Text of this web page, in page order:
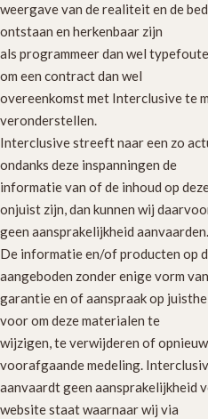
weergave van de realiteit en de
ontstaan en herkenbaar zijn
als programmeer dan wel
om een contract dan wel
overeenkomst met Interclusive te
veronderstellen.
Interclusive streeft naar een zo
ondanks deze inspanningen de
informatie van of de inhoud op
onjuist zijn, dan kunnen wij
geen aansprakelijkheid aanvaarden.
De informatie en/of producten op
aangeboden zonder enige vorm van
garantie en of aanspraak op
voor om deze materialen te
wijzigen, te verwijderen of
voorafgaande medeling.
aanvaardt geen aansprakelijkheid
website staat waarnaar wij via